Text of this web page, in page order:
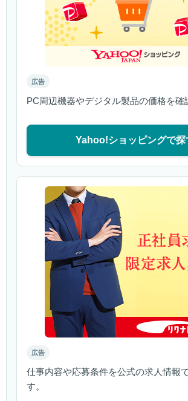
広告
PC周辺機器やデジタル製品の価格を確
Yahoo!ショッピングで探
広告
仕事内容や応募条件を公式の求人情報
す。